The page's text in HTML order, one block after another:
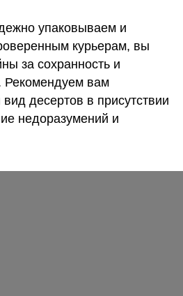
упаковываем и
курьерам, вы
за сохранность и
Рекомендуем вам
десертов в присутствии
недоразумений и